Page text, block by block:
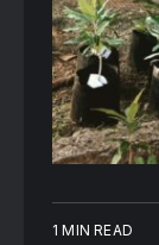
1 MIN READ